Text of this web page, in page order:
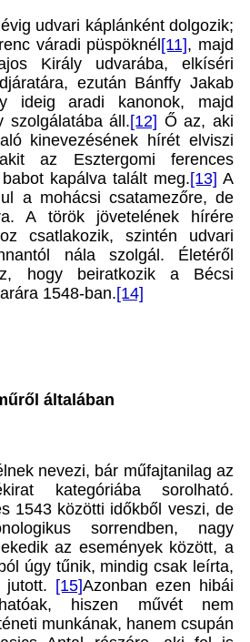
udvari káplánként dolgozik;
váradi püspöknél [11], majd
Király udvarába, elkíséri
ezután Bánffy Jakab
ideig aradi kanonok, majd
szolgálatába áll.[12] Ő az, aki
kinevezésének hírét elviszi
az Esztergomi ferences
kapálva talált meg.[13] A
a mohácsi csatamezőre, de
A török jövetelének hírére
csatlakozik, szintén udvari
nála szolgál. Életéről
hogy beiratkozik a Bécsi
1548-ban.[14]
általában
nevezi, bár műfajtanilag az
kategóriába sorolható.
1543 közötti időkből veszi, de
sorrendben, nagy
az események között, a
úgy tűnik, mindig csak leírta,
jutott. [15]Azonban ezen hibái
hiszen művét nem
munkának, hanem csupán